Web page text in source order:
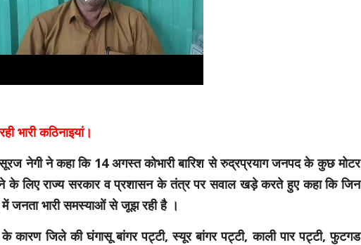
भारी कठिनाइयां।
नेगी ने कहा कि 14 अगस्त कोभारी बारिश से रुद्रप्रयाग जनपद के कुछ मोटर
के लिए राज्य सरकार व प्रशासन के तंत्र पर सवाल खड़े करते हुए कहा कि जिन
में जनता भारी समस्याओं से जूझ रही है ।
के कारण जिले की घंगासू बांगर पट्टी, स्यूर बांगर पट्टी, काली पार पट्टी, फुटगड